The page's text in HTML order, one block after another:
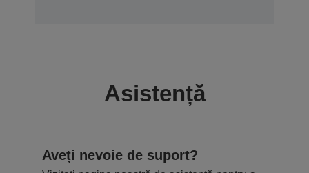
Asistență
Aveți nevoie de suport?